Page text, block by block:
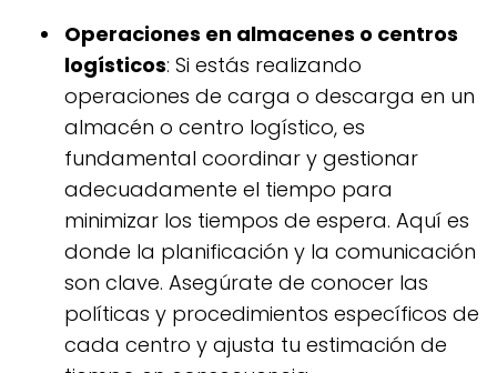
Operaciones en almacenes o centros
logísticos: Si estás realizando
operaciones de carga o descarga en un
almacén o centro logístico, es
fundamental coordinar y gestionar
adecuadamente el tiempo para
minimizar los tiempos de espera. Aquí es
donde la planificación y la comunicación
son clave. Asegúrate de conocer las
políticas y procedimientos específicos de
cada centro y ajusta tu estimación de